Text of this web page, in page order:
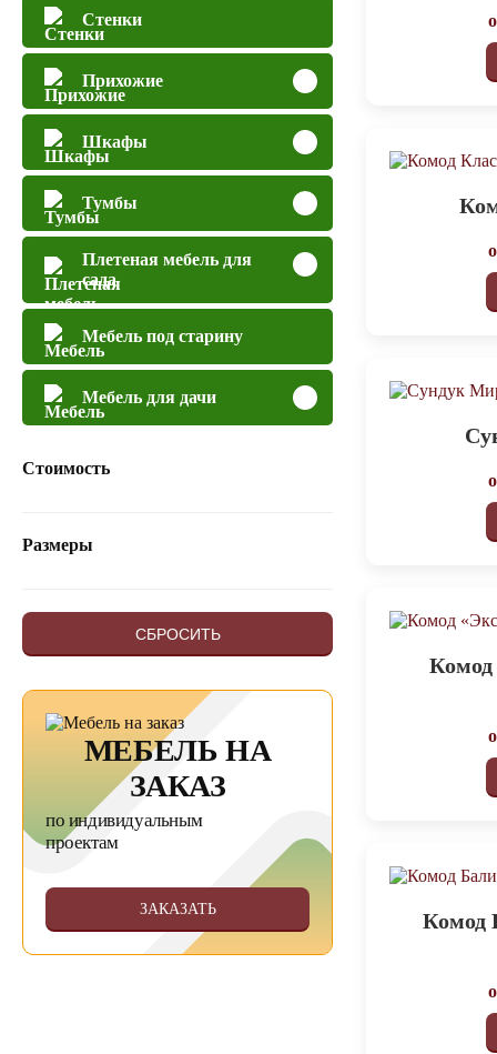
Стенки
Прихожие
Шкафы
Тумбы
Плетеная мебель для
сада
Мебель под старину
Мебель для дачи
Стоимость
Размеры
СБРОСИТЬ
МЕБЕЛЬ НА
ЗАКАЗ
по индивидуальным
проектам
ЗАКАЗАТЬ Комод